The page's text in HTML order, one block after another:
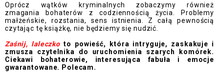
Oprócz wątków kryminalnych zobaczymy również
zmagania bohaterów z codziennością życia. Problemy
małżeńskie, rozstania, sens istnienia. Z całą pewnością
czytając tę książkę, nie będziemy się nudzić.
Zaśnij, laleczko to powieść, która intryguje, zaskakuje i
zmusza czytelnika do uruchomienia szarych komórek.
Ciekawi bohaterowie, interesująca fabuła i emocje
gwarantowane. Polecam.